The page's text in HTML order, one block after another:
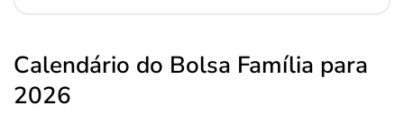
Calendário do Bolsa Família para
2026